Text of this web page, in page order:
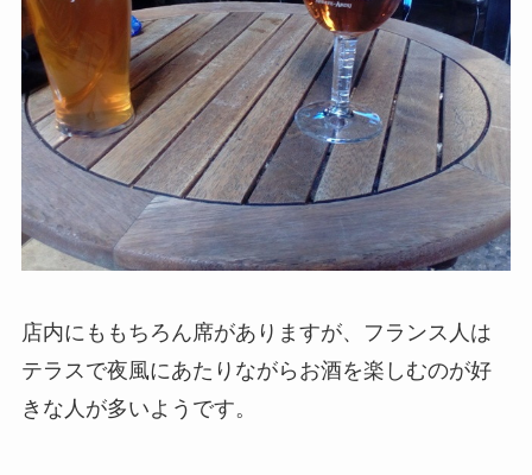
店内にももちろん席がありますが、フランス人は
テラスで夜風にあたりながらお酒を楽しむのが好
きな人が多いようです。